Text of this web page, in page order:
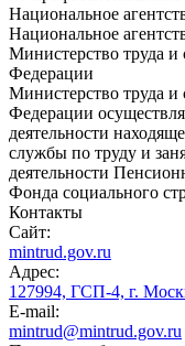
Национальное
Национальное
Министерство труда
Федерации
Министерство труда
Федерации
деятельности
службы по труду и
деятельности
Фонда социального
Контакты
Сайт:
mintrud.gov.ru
Адрес:
127994, ГСП-4, г.
E-mail:
mintrud@mintrud.gov.ru